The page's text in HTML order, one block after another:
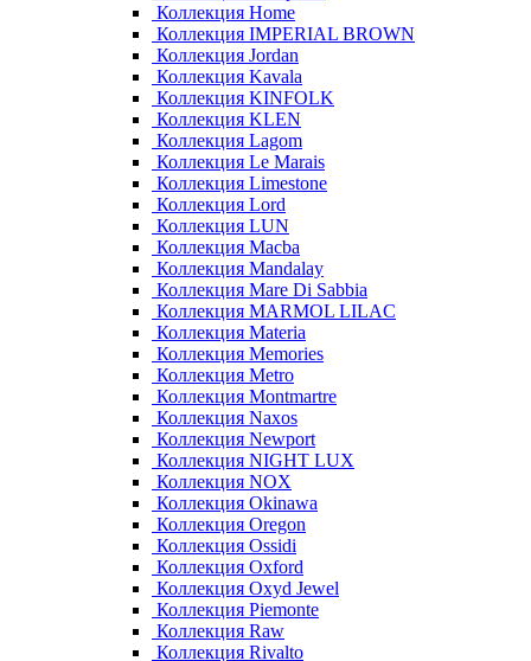
Коллекция Home
Коллекция IMPERIAL BROWN
Коллекция Jordan
Коллекция Kavala
Коллекция KINFOLK
Коллекция KLEN
Коллекция Lagom
Коллекция Le Marais
Коллекция Limestone
Коллекция Lord
Коллекция LUN
Коллекция Macba
Коллекция Mandalay
Коллекция Mare Di Sabbia
Коллекция MARMOL LILAC
Коллекция Materia
Коллекция Memories
Коллекция Metro
Коллекция Montmartre
Коллекция Naxos
Коллекция Newport
Коллекция NIGHT LUX
Коллекция NOX
Коллекция Okinawa
Коллекция Oregon
Коллекция Ossidi
Коллекция Oxford
Коллекция Oxyd Jewel
Коллекция Piemonte
Коллекция Raw
Коллекция Rivalto